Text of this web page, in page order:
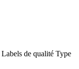
Labels de qualité Type